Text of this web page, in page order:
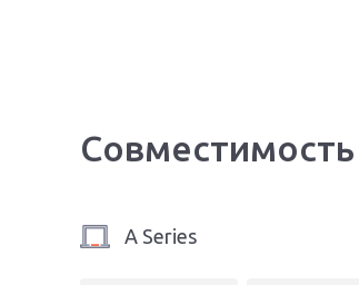
Совместимость
A Series